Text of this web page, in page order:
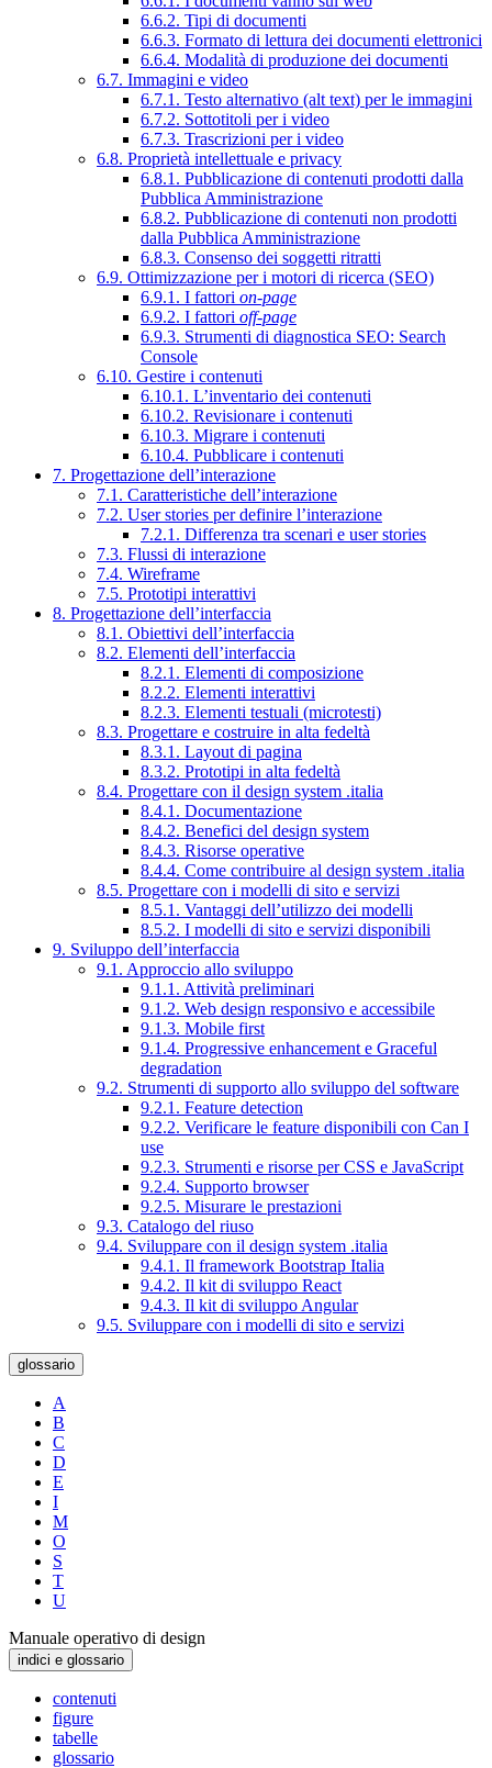
6.6.2. Tipi di documenti
6.6.3. Formato di lettura dei documenti elettronici
6.6.4. Modalità di produzione dei documenti
6.7. Immagini e video
6.7.1. Testo alternativo (alt text) per le immagini
6.7.2. Sottotitoli per i video
6.7.3. Trascrizioni per i video
6.8. Proprietà intellettuale e privacy
6.8.1. Pubblicazione di contenuti prodotti dalla
Pubblica Amministrazione
6.8.2. Pubblicazione di contenuti non prodotti
dalla Pubblica Amministrazione
6.8.3. Consenso dei soggetti ritratti
6.9. Ottimizzazione per i motori di ricerca (SEO)
6.9.1. I fattori on-page
6.9.2. I fattori off-page
6.9.3. Strumenti di diagnostica SEO: Search
Console
6.10. Gestire i contenuti
6.10.1. L’inventario dei contenuti
6.10.2. Revisionare i contenuti
6.10.3. Migrare i contenuti
6.10.4. Pubblicare i contenuti
7. Progettazione dell’interazione
7.1. Caratteristiche dell’interazione
7.2. User stories per definire l’interazione
7.2.1. Differenza tra scenari e user stories
7.3. Flussi di interazione
7.4. Wireframe
7.5. Prototipi interattivi
8. Progettazione dell’interfaccia
8.1. Obiettivi dell’interfaccia
8.2. Elementi dell’interfaccia
8.2.1. Elementi di composizione
8.2.2. Elementi interattivi
8.2.3. Elementi testuali (microtesti)
8.3. Progettare e costruire in alta fedeltà
8.3.1. Layout di pagina
8.3.2. Prototipi in alta fedeltà
8.4. Progettare con il design system .italia
8.4.1. Documentazione
8.4.2. Benefici del design system
8.4.3. Risorse operative
8.4.4. Come contribuire al design system .italia
8.5. Progettare con i modelli di sito e servizi
8.5.1. Vantaggi dell’utilizzo dei modelli
8.5.2. I modelli di sito e servizi disponibili
9. Sviluppo dell’interfaccia
9.1. Approccio allo sviluppo
9.1.1. Attività preliminari
9.1.2. Web design responsivo e accessibile
9.1.3. Mobile first
9.1.4. Progressive enhancement e Graceful
degradation
9.2. Strumenti di supporto allo sviluppo del software
9.2.1. Feature detection
9.2.2. Verificare le feature disponibili con Can I
use
9.2.3. Strumenti e risorse per CSS e JavaScript
9.2.4. Supporto browser
9.2.5. Misurare le prestazioni
9.3. Catalogo del riuso
9.4. Sviluppare con il design system .italia
9.4.1. Il framework Bootstrap Italia
9.4.2. Il kit di sviluppo React
9.4.3. Il kit di sviluppo Angular
9.5. Sviluppare con i modelli di sito e servizi
glossario
A
B
C
D
E
I
M
O
S
T
U
Manuale operativo di design
indici e glossario
contenuti
figure
tabelle
glossario